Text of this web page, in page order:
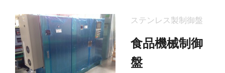
ステンレス製制御盤
食品機械制御
盤